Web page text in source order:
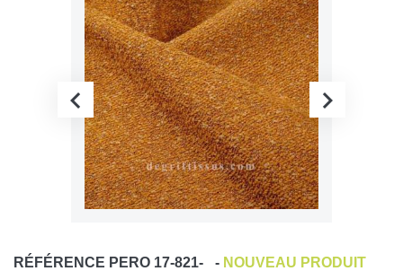
RÉFÉRENCE PERO 17-821- - NOUVEAU PRODUIT